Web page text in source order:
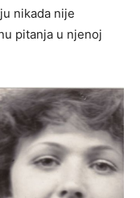
nikada nije
pitanja u njenoj